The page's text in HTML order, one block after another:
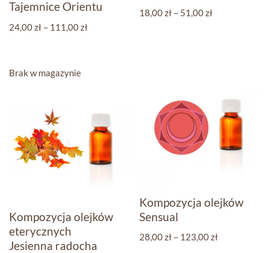
Tajemnice Orientu
24,00zł – 111,00zł
18,00zł – 51,00zł
Brak w magazynie
Kompozycja olejków
eterycznych
Jesienna radocha
Kompozycja olejków
Sensual
28,00zł – 123,00zł